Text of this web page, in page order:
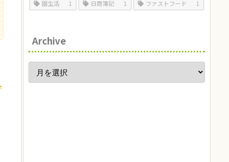
園生活
1 日商簿記 1 ファストフード 1
Archive